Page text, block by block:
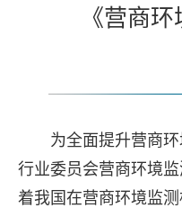
《营商
为全面提升营商
行业委员会营商环境
着我国在营商环境监